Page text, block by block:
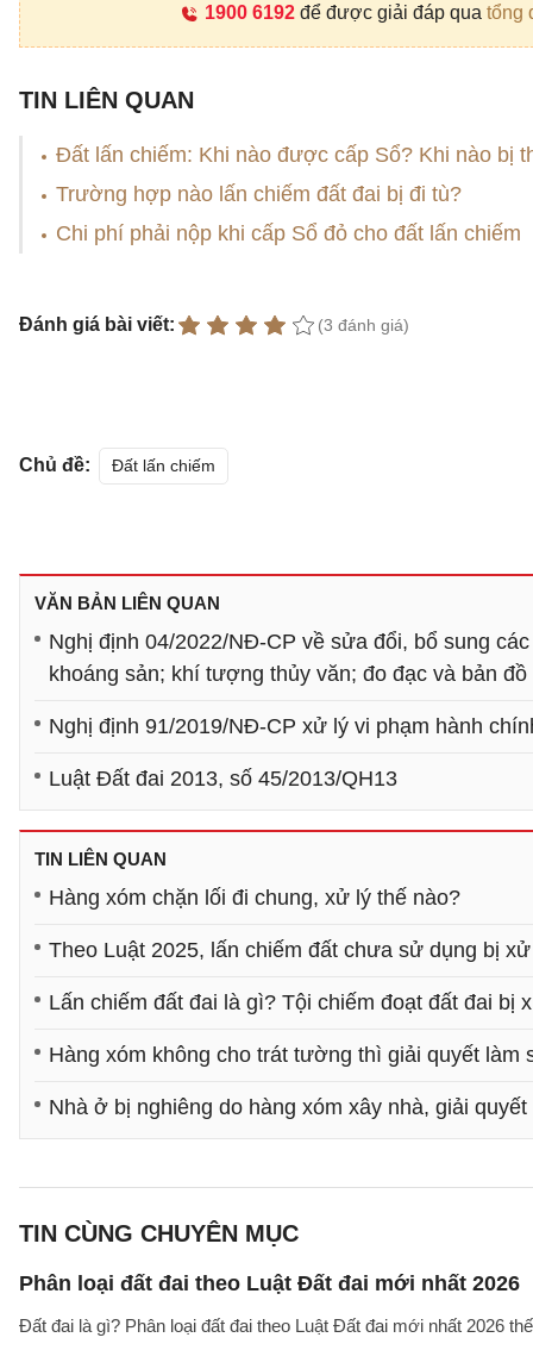
1900 6192để được giải đáp qua tổng
TIN LIÊN QUAN
Đất lấn chiếm: Khi nào được cấp Sổ? Khi nào bị
Trường hợp nào lấn chiếm đất đai bị đi tù?
Chi phí phải nộp khi cấp Sổ đỏ cho đất lấn chiếm
Đánh giá bài viết: (3 đánh giá)
Chủ đề: Đất lấn chiếm
VĂN BẢN LIÊN QUAN
Nghị định 04/2022/NĐ-CP về sửa đổi, bổ sung
khoáng sản; khí tượng thủy văn; đo đạc và bản đồ
Nghị định 91/2019/NĐ-CP xử lý vi phạm hành
Luật Đất đai 2013, số 45/2013/QH13
TIN LIÊN QUAN
Hàng xóm chặn lối đi chung, xử lý thế nào?
Theo Luật 2025, lấn chiếm đất chưa sử dụng bị
Lấn chiếm đất đai là gì? Tội chiếm đoạt đất đai bị
Hàng xóm không cho trát tường thì giải quyết làm
Nhà ở bị nghiêng do hàng xóm xây nhà, giải quyết
TIN CÙNG CHUYÊN MỤC
Phân loại đất đai theo Luật Đất đai mới nhất 2026
Đất đai là gì? Phân loại đất đai theo Luật Đất đai mới nhất 2026